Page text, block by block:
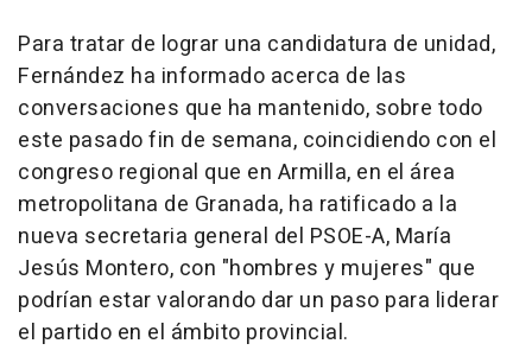
Para tratar de lograr una candidatura de unidad,
Fernández ha informado acerca de las
conversaciones que ha mantenido, sobre todo
este pasado fin de semana, coincidiendo con el
congreso regional que en Armilla, en el área
metropolitana de Granada, ha ratificado a la
nueva secretaria general del PSOE-A, María
Jesús Montero, con "hombres y mujeres" que
podrían estar valorando dar un paso para liderar
el partido en el ámbito provincial.